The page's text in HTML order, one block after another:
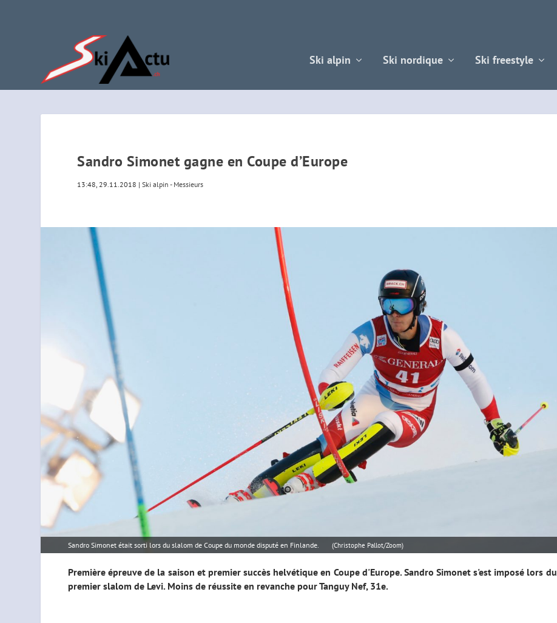
Ski alpin Ski nordique Ski freestyle
Sandro Simonet gagne en Coupe d’Europe
13:48, 29.11.2018 |Ski alpin - Messieurs
Sandro Simonet était sorti lors du slalom de Coupe du monde disputé en Finlande. (Christophe Pallot/Zoom)
Première épreuve de la saison et premier succès helvétique en Coupe d'Europe. Sandro Simonet s'est imposé lors du
premier slalom de Levi. Moins de réussite en revanche pour Tanguy Nef, 31e.